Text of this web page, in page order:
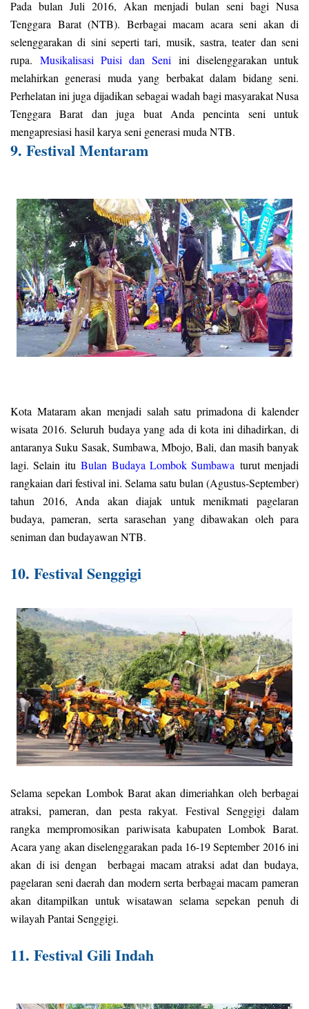
Pada bulan Juli 2016, Akan menjadi bulan seni bagi Nusa
Tenggara Barat (NTB). Berbagai macam acara seni akan di
selenggarakan di sini seperti tari, musik, sastra, teater dan seni
rupa. Musikalisasi Puisi dan Seni ini diselenggarakan untuk
melahirkan generasi muda yang berbakat dalam bidang seni.
Perhelatan ini juga dijadikan sebagai wadah bagi masyarakat Nusa
Tenggara Barat dan juga buat Anda pencinta seni untuk
mengapresiasi hasil karya seni generasi muda NTB.
9. Festival Mentaram
Kota Mataram akan menjadi salah satu primadona di kalender
wisata 2016. Seluruh budaya yang ada di kota ini dihadirkan, di
antaranya Suku Sasak, Sumbawa, Mbojo, Bali, dan masih banyak
lagi. Selain ituBulan Budaya Lombok Sumbawa turut menjadi
rangkaian dari festival ini. Selama satu bulan (Agustus-September)
tahun 2016, Anda akan diajak untuk menikmati pagelaran
budaya, pameran, serta sarasehan yang dibawakan oleh para
seniman dan budayawan NTB.
10. Festival Senggigi
Selama sepekan Lombok Barat akan dimeriahkan oleh berbagai
atraksi, pameran, dan pesta rakyat. Festival Senggigi dalam
rangka mempromosikan pariwisata kabupaten Lombok Barat.
Acara yang akan diselenggarakan pada 16-19 September 2016 ini
akan di isi dengan berbagai macam atraksi adat dan budaya,
pagelaran seni daerah dan modern serta berbagai macam pameran
akan ditampilkan untuk wisatawan selama sepekan penuh di
wilayah Pantai Senggigi.
11. Festival Gili Indah